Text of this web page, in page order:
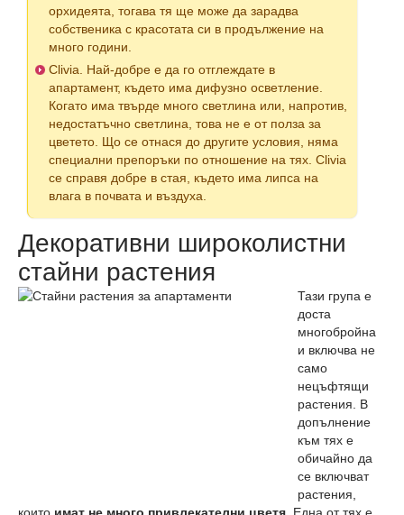
орхидеята, тогава тя ще може да зарадва
собственика с красотата си в продължение на
много години.
Clivia. Най-добре е да го отглеждате в
апартамент, където има дифузно осветление.
Когато има твърде много светлина или, напротив,
недостатъчно светлина, това не е от полза за
цветето. Що се отнася до другите условия, няма
специални препоръки по отношение на тях. Clivia
се справя добре в стая, където има липса на
влага в почвата и въздуха.
Декоративни широколистни
стайни растения
Тази група е
доста
многобройна
и включва не
само
нецъфтящи
растения. В
допълнение
към тях е
обичайно да
се включват
растения,